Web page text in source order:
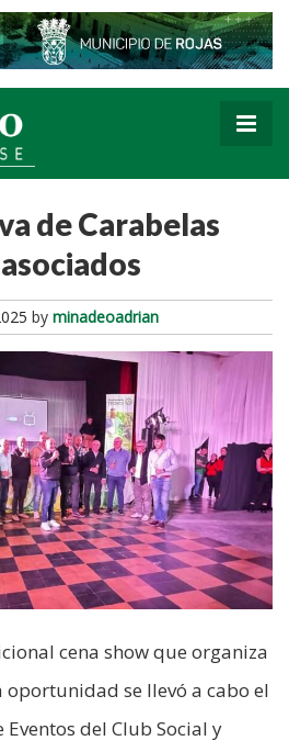
de Carabelas
by minadeoadrian
cena show que organiza
oportunidad se llevó a cabo el
del Club Social y